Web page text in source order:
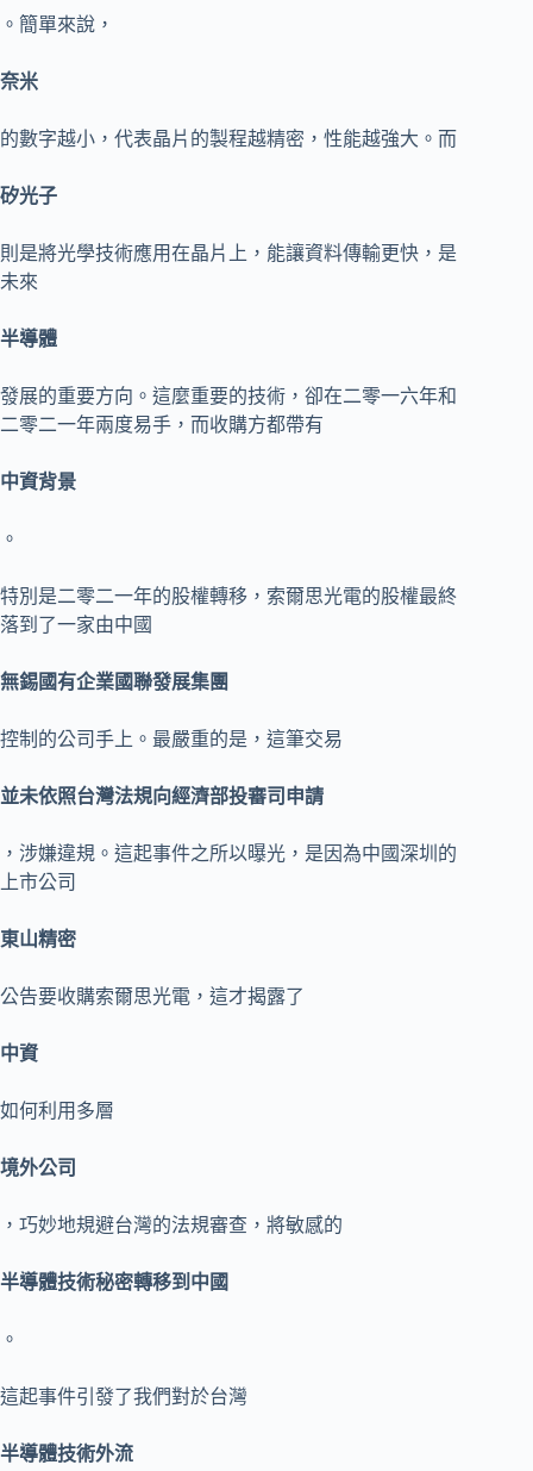
。簡單來說，
奈米
的數字越小，代表晶片的製程越精密，性能越強大。而
矽光子
則是將光學技術應用在晶片上，能讓資料傳輸更快，是
未來
半導體
發展的重要方向。這麼重要的技術，卻在二零一六年和
二零二一年兩度易手，而收購方都帶有
中資背景
。
特別是二零二一年的股權轉移，索爾思光電的股權最終
落到了一家由中國
無錫國有企業國聯發展集團
控制的公司手上。最嚴重的是，這筆交易
並未依照台灣法規向經濟部投審司申請
，涉嫌違規。這起事件之所以曝光，是因為中國深圳的
上市公司
東山精密
公告要收購索爾思光電，這才揭露了
中資
如何利用多層
境外公司
，巧妙地規避台灣的法規審查，將敏感的
半導體技術秘密轉移到中國
。
這起事件引發了我們對於台灣
半導體技術外流